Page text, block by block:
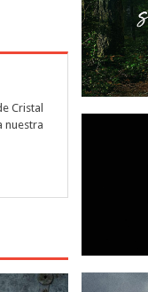
Cristal
nuestra